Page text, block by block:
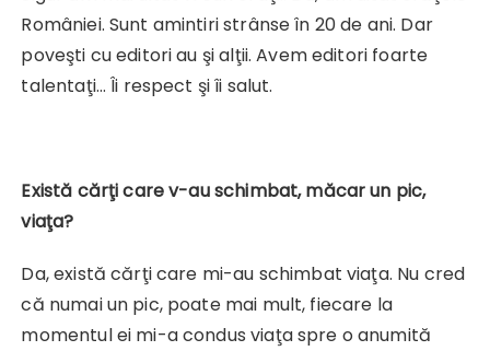
României. Sunt amintiri strânse în 20 de ani. Dar
poveşti cu editori au şi alţii. Avem editori foarte
talentaţi… Îi respect şi îi salut.
Există cărţi care v-au schimbat, măcar un pic,
viaţa?
Da, există cărţi care mi-au schimbat viaţa. Nu cred
că numai un pic, poate mai mult, fiecare la
momentul ei mi-a condus viaţa spre o anumită